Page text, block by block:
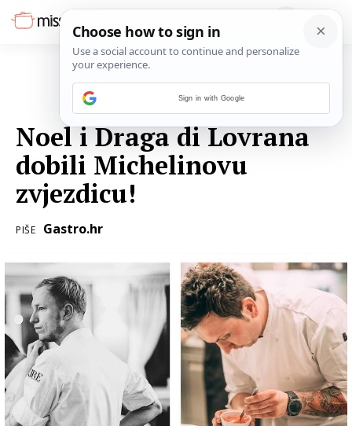
Noel i Draga di Lovrana
dobili Michelinovu
zvjezdicu!
PIŠE Gastro.hr
Sign in with Google